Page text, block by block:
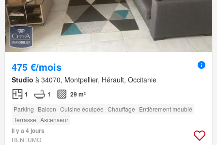
475 €/mois
Studio à 34070, Montpellier, Hérault, Occitanie
1 1 29 m²
Parking Balcon Cuisine équipée Chauffage Entièrement meublé
Terrasse Ascenseur
Il y a 4 jours
RENTUMO